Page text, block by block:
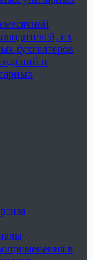
их
бухгалтеров
и
в